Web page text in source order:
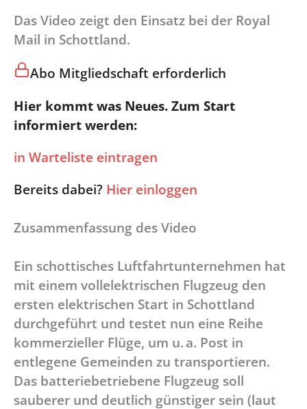
Das Video zeigt den Einsatz bei der Royal
Mail in Schottland.
Abo Mitgliedschaft erforderlich
Hier kommt was Neues. Zum Start
informiert werden:
in Warteliste eintragen
Bereits dabei? Hier einloggen
Zusammenfassung des Video
Ein schottisches Luftfahrtunternehmen hat
mit einem vollelektrischen Flugzeug den
ersten elektrischen Start in Schottland
durchgeführt und testet nun eine Reihe
kommerzieller Flüge, um u. a. Post in
entlegene Gemeinden zu transportieren.
Das batteriebetriebene Flugzeug soll
sauberer und deutlich günstiger sein (laut